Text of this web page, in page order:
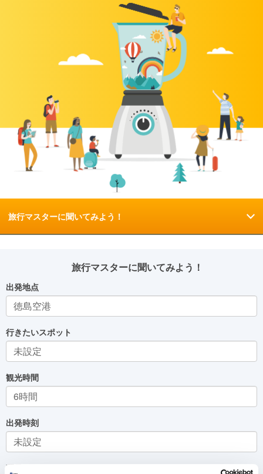
旅行マスターに聞いてみよう！
旅行マスターに聞いてみよう！
出発地点
行きたいスポット
観光時間
出発時刻
曜日